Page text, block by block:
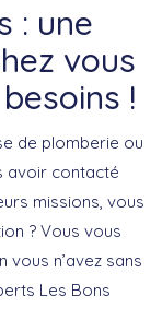
: une
vous
!
de plomberie ou
avoir contacté
missions, vous
? Vous vous
vous n’avez sans
Les Bons